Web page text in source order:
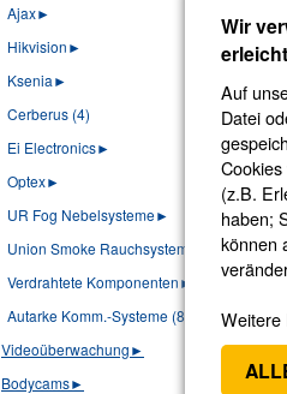
Ajax►
Hikvision►
Ksenia►
Cerberus (4)
Ei Electronics►
Optex►
UR Fog Nebelsysteme►
Union Smoke Rauchsysteme (3)
Verdrahtete Komponenten►
Autarke Komm.-Systeme (8)
Videoüberwachung►
Bodycams►
Wir
Auf
Datei
(z.B.
haben;
können
Weitere